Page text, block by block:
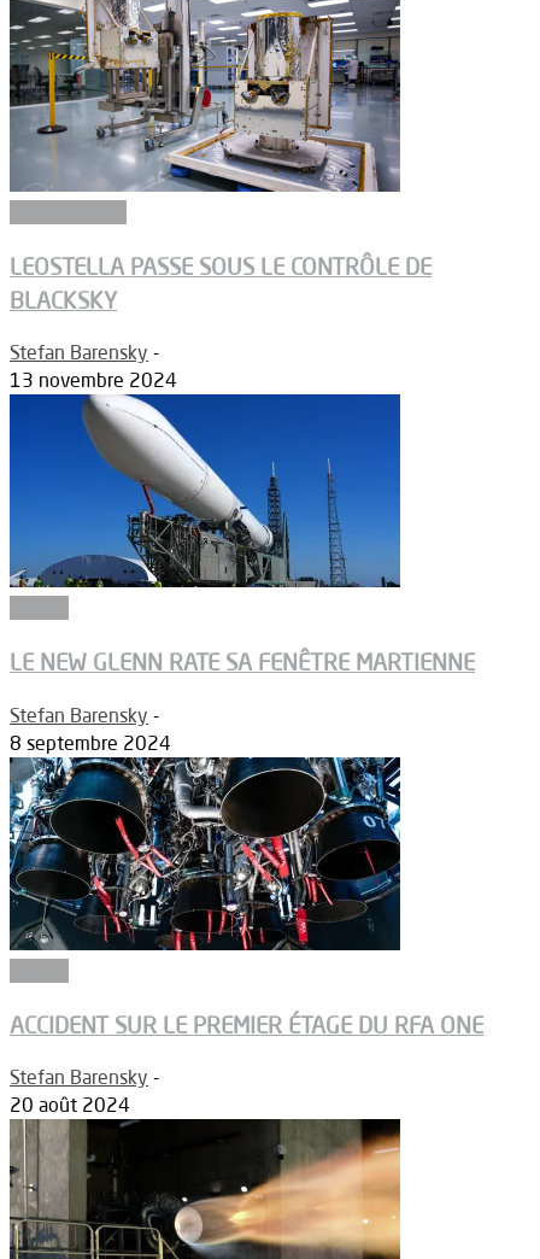
LEOSTELLA PASSE SOUS LE CONTRÔLE DE
BLACKSKY
Stefan Barensky -
13 novembre 2024
LE NEW GLENN RATE SA FENÊTRE MARTIENNE
Stefan Barensky -
8 septembre 2024
ACCIDENT SUR LE PREMIER ÉTAGE DU RFA ONE
Stefan Barensky -
20 août 2024